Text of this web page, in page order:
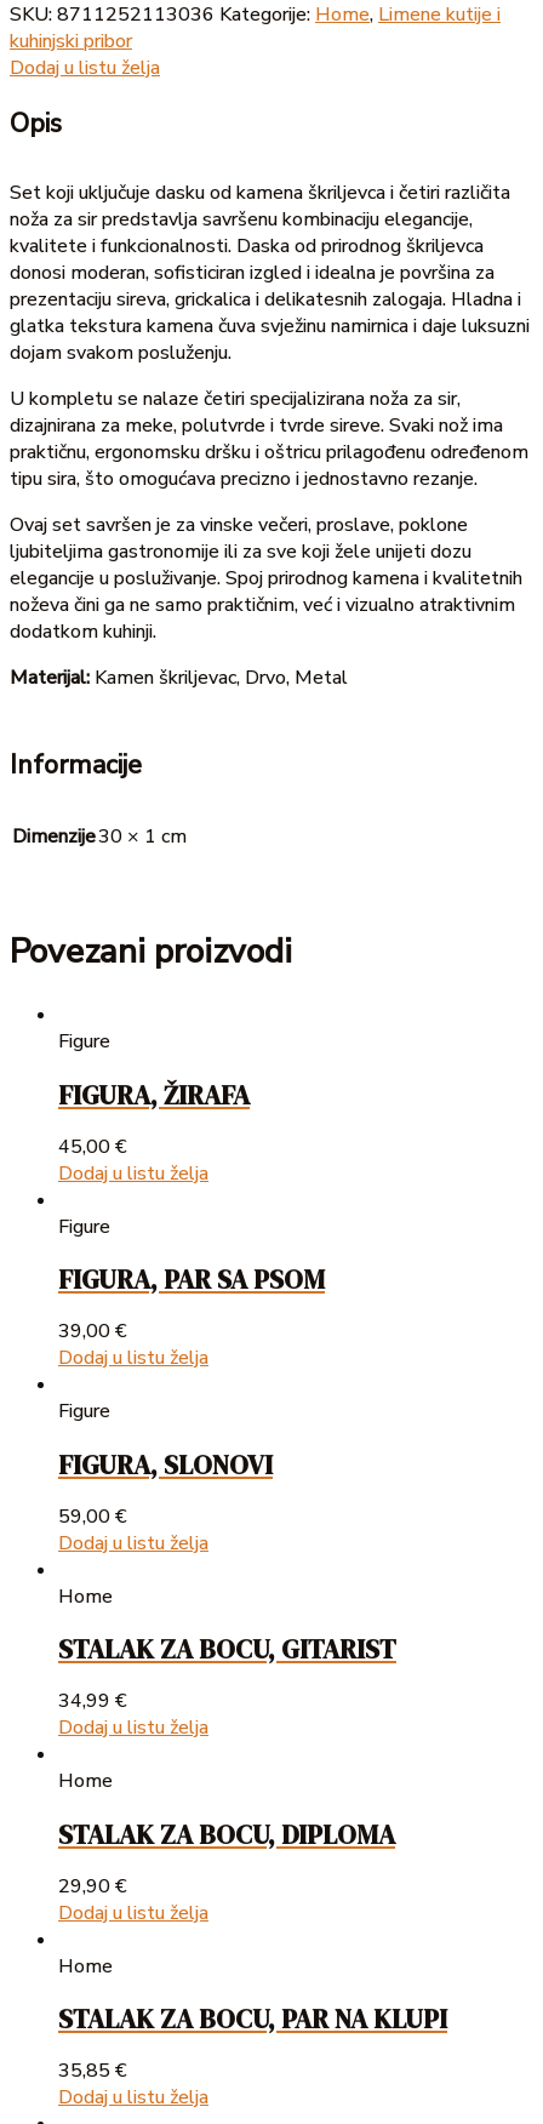
SKU:8711252113036 Kategorije:Home,Limene kutije i
kuhinjski pribor
Dodaj u listu želja
Opis
Set koji uključuje dasku od kamena škriljevca i četiri različita
noža za sir predstavlja savršenu kombinaciju elegancije,
kvalitete i funkcionalnosti. Daska od prirodnog škriljevca
donosi moderan, sofisticiran izgled i idealna je površina za
prezentaciju sireva, grickalica i delikatesnih zalogaja. Hladna i
glatka tekstura kamena čuva svježinu namirnica i daje luksuzni
dojam svakom posluženju.
U kompletu se nalaze četiri specijalizirana noža za sir,
dizajnirana za meke, polutvrde i tvrde sireve. Svaki nož ima
praktičnu, ergonomsku dršku i oštricu prilagođenu određenom
tipu sira, što omogućava precizno i jednostavno rezanje.
Ovaj set savršen je za vinske večeri, proslave, poklone
ljubiteljima gastronomije ili za sve koji žele unijeti dozu
elegancije u posluživanje. Spoj prirodnog kamena i kvalitetnih
noževa čini ga ne samo praktičnim, već i vizualno atraktivnim
dodatkom kuhinji.
Materijal: Kamen škriljevac, Drvo, Metal
Informacije
Dimenzije30 × 1 cm
Povezani proizvodi
Figure
FIGURA, ŽIRAFA
45,00€
Dodaj u listu želja
Figure
FIGURA, PAR SA PSOM
39,00€
Dodaj u listu želja
Figure
FIGURA, SLONOVI
59,00€
Dodaj u listu želja
Home
STALAK ZA BOCU, GITARIST
34,99 €
Dodaj u listu želja
Home
STALAK ZA BOCU, DIPLOMA
29,90€
Dodaj u listu želja
Home
STALAK ZA BOCU, PAR NA KLUPI
35,85€
Dodaj u listu želja